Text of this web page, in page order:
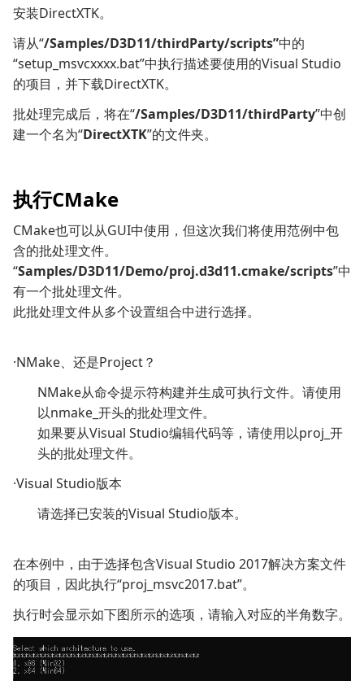
安装DirectXTK。
请从“/Samples/D3D11/thirdParty/scripts”中的
“setup_msvcxxxx.bat”中执行描述要使用的Visual Studio
的项目，并下载DirectXTK。
批处理完成后，将在“/Samples/D3D11/thirdParty”中创
建一个名为“DirectXTK”的文件夹。
执行CMake
CMake也可以从GUI中使用，但这次我们将使用范例中包
含的批处理文件。
“Samples/D3D11/Demo/proj.d3d11.cmake/scripts”中
有一个批处理文件。
此批处理文件从多个设置组合中进行选择。
·NMake、还是Project？
NMake从命令提示符构建并生成可执行文件。请使用
以nmake_开头的批处理文件。
如果要从Visual Studio编辑代码等，请使用以proj_开
头的批处理文件。
·Visual Studio版本
请选择已安装的Visual Studio版本。
在本例中，由于选择包含Visual Studio 2017解决方案文件
的项目，因此执行“proj_msvc2017.bat”。
执行时会显示如下图所示的选项，请输入对应的半角数字。